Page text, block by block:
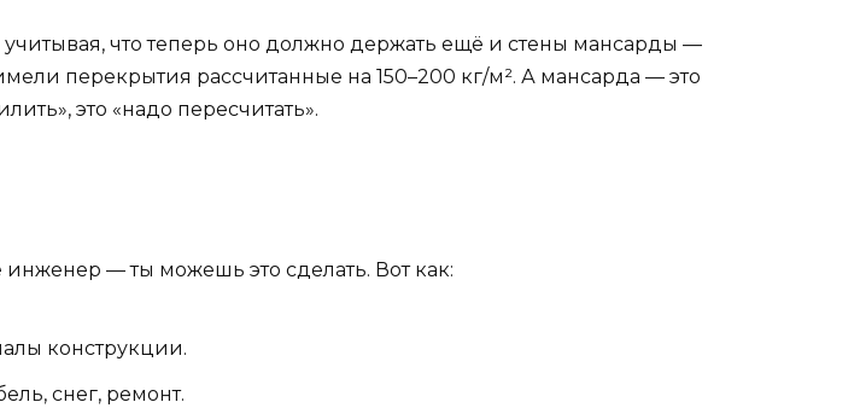
что теперь оно должно держать ещё и стены мансарды —
перекрытия рассчитанные на 150–200 кг/м². А мансарда — это
это «надо пересчитать».
инженер — ты можешь это сделать. Вот как:
конструкции.
снег, ремонт.